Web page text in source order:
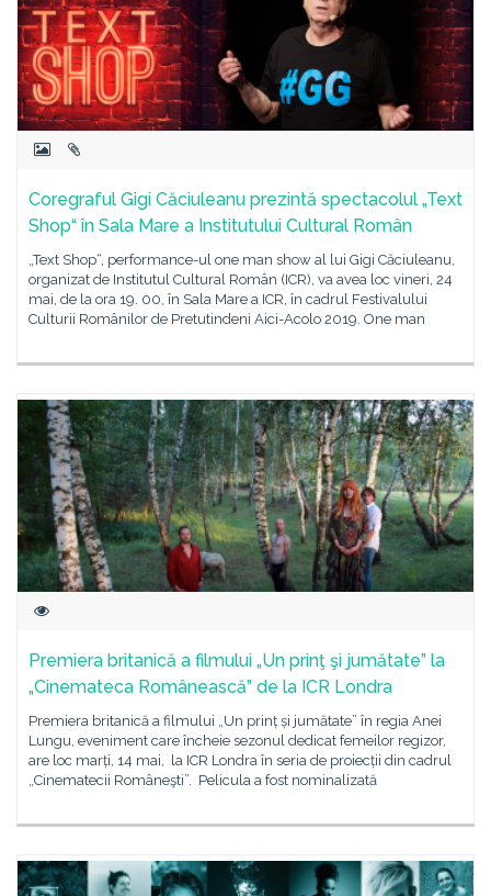
Coregraful Gigi Căciuleanu prezintă spectacolul „Text
Shop“ în Sala Mare a Institutului Cultural Român
„Text Shop“, performance-ul one man show al lui Gigi Căciuleanu,
organizat de Institutul Cultural Român (ICR), va avea loc vineri, 24
mai, de la ora 19. 00, în Sala Mare a ICR, în cadrul Festivalului
Culturii Românilor de Pretutindeni Aici-Acolo 2019. One man
Premiera britanică a filmului „Un prinţ şi jumătate” la
„Cinemateca Românească” de la ICR Londra
Premiera britanică a filmului „Un prinț și jumătate” în regia Anei
Lungu, eveniment care încheie sezonul dedicat femeilor regizor,
are loc marți, 14 mai, la ICR Londra în seria de proiecții din cadrul
„Cinematecii Româneşti”. Pelicula a fost nominalizată